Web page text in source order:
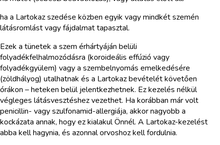
ha a Lartokaz szedése közben egyik vagy mindkét szemén
látásromlást vagy fájdalmat tapasztal.
Ezek a tünetek a szem érhártyáján belüli
folyadékfelhalmozódásra (koroideális effúzió vagy
folyadékgyülem) vagy a szembelnyomás emelkedésére
(zöldhályog) utalhatnak és a Lartokaz bevételét követően
órákon – heteken belül jelentkezhetnek. Ez kezelés nélkül
végleges látásvesztéshez vezethet. Ha korábban már volt
penicillin- vagy szulfonamid-allergiája, akkor nagyobb a
kockázata annak, hogy ez kialakul Önnél. A Lartokaz-kezelést
abba kell hagynia, és azonnal orvoshoz kell fordulnia.